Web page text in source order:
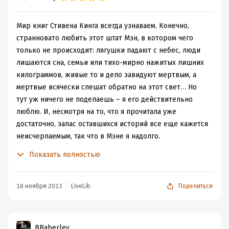
Тэд Бомонт — добрый и хороший человек, любящий
муж и отец, но его второе я — псевдоним, созданный
им, автор романов про чудовищно жестокого и
безжалостного Алексиса Машину — почти другой
человек, вторая личность, тёмная личность, создающая
тёмную и жестокую реальность.
Под влиянием обстоятельств Тэд Бомонт
рассекречивает свой псевдоним и символически
хоронит того — "второго автора". Он испытывает
облегчение, его жена счастлива, они думают, что на
второе я, обретает собственную жизнь — непонятную,
Символический памятник на кладбище сдвинут, земля,
начинает своё жуткое шествие, желая уничтожить
Мир книг Стивена Кинга всегда узнаваем. Конечно,
странновато любить этот штат Мэн, в котором чего
только не происходит: лягушки падают с небес, люди
лишаются сна, семьи или тихо-мирно нажитых лишних
килограммов, живые то и дело завидуют мертвым, а
мертвые всячески спешат обратно на этот свет… Но
тут уж ничего не поделаешь – я его действительно
люблю. И, несмотря на то, что я прочитала уже
достаточно, запас оставшихся историй все еще кажется
неисчерпаемым, так что в Мэне я надолго.
любовь рядового читателя бестселлеров к автору, их
исключительно внутрь себя. А там совершенно
Показать полностью
18 ноября 2013 LiveLib Поделиться